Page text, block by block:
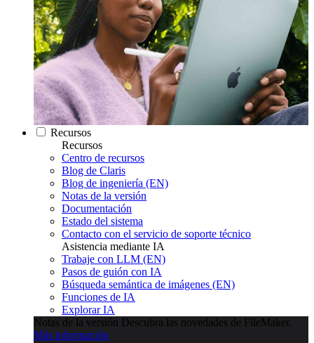
Recursos
Recursos
Centro de recursos
Blog de Claris
Blog de ingeniería (EN)
Notas de la versión
Documentación
Estado del sistema
Contacto con el servicio de soporte técnico
Asistencia mediante IA
Trabaje con LLM (EN)
Pasos de guión con IA
Búsqueda semántica de imágenes (EN)
Funciones de IA
Explorar IA
Notas de la versión Descubra las novedades de FileMaker.
Más información